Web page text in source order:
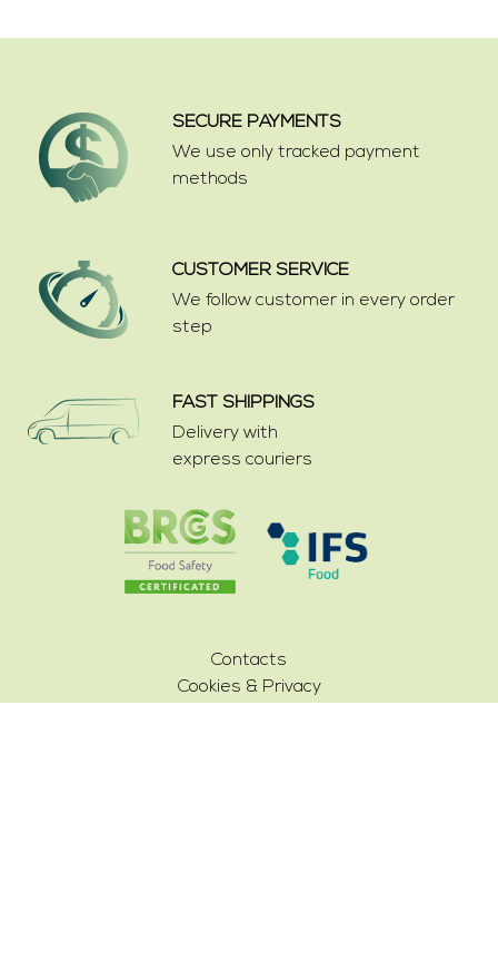
SECURE PAYMENTS
We use only tracked payment
methods
CUSTOMER SERVICE
We follow customer in every order
step
FAST SHIPPINGS
Delivery with
express couriers
Contacts
Cookies & Privacy